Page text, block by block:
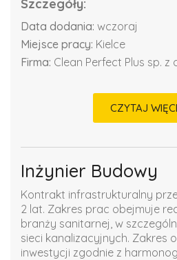
Szczegóły:
Data dodania: wczoraj
Miejsce pracy: Kielce
Firma: Clean Perfect Plus sp. z
CZYTAJ
Inżynier Budowy
Kontrakt infrastrukturalny
2 lat. Zakres prac obejmuje
branży sanitarnej, w
sieci kanalizacyjnych. Zakres
inwestycji zgodnie z